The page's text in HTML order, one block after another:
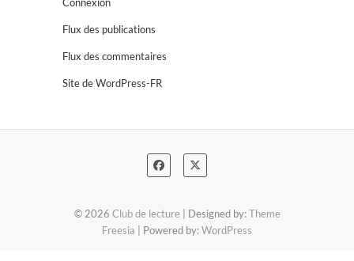
Connexion
Flux des publications
Flux des commentaires
Site de WordPress-FR
© 2026 Club de lecture | Designed by:Theme
Freesia | Powered by:WordPress